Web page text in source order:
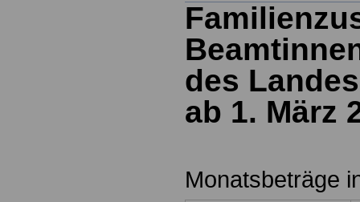
des
ab 1. März
Monatsbeträge